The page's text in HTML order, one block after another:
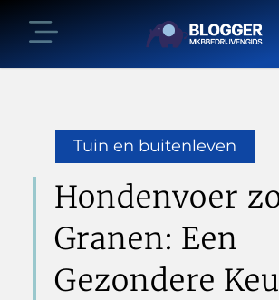
Tuin en buitenleven
Hondenvoer
Granen: Een
Gezondere